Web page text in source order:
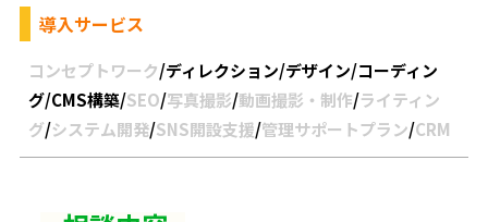
導入サービス
コンセプトワーク/ディレクション/デザイン/コーディン
グ/CMS構築/SEO/写真撮影/動画撮影・制作/ライティン
グ/システム開発/SNS開設支援/管理サポートプラン/CRM